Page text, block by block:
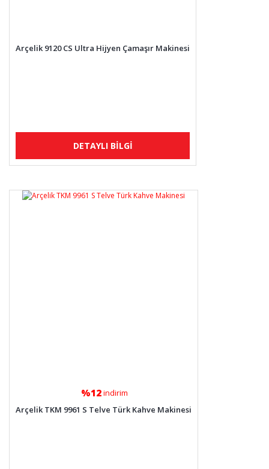
Arçelik 9120 CS Ultra Hijyen Çamaşır Makinesi
DETAYLI BİLGİ
%12indirim
Arçelik TKM 9961 S Telve Türk Kahve Makinesi